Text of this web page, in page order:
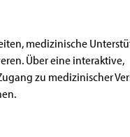
medizinische
Über eine interaktive,
zu medizinischer